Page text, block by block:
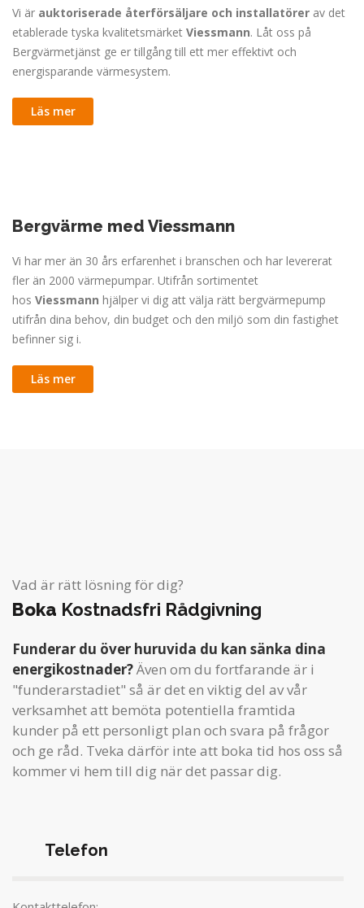
Vi är auktoriserade återförsäljare och installatörer av det
etablerade tyska kvalitetsmärket Viessmann. Låt oss på
Bergvärmetjänst ge er tillgång till ett mer effektivt och
energisparande värmesystem.
Läs mer
Bergvärme med Viessmann
Vi har mer än 30 års erfarenhet i branschen och har levererat
fler än 2000 värmepumpar. Utifrån sortimentet
hos Viessmann hjälper vi dig att välja rätt bergvärmepump
utifrån dina behov, din budget och den miljö som din fastighet
befinner sig i.
Läs mer
Vad är rätt lösning för dig?
Boka Kostnadsfri Rådgivning
Funderar du över huruvida du kan sänka dina
energikostnader?Även om du fortfarande är i
"funderarstadiet" så är det en viktig del av vår
verksamhet att bemöta potentiella framtida
kunder på ett personligt plan och svara på frågor
och ge råd. Tveka därför inte att boka tid hos oss så
kommer vi hem till dig när det passar dig.
Telefon